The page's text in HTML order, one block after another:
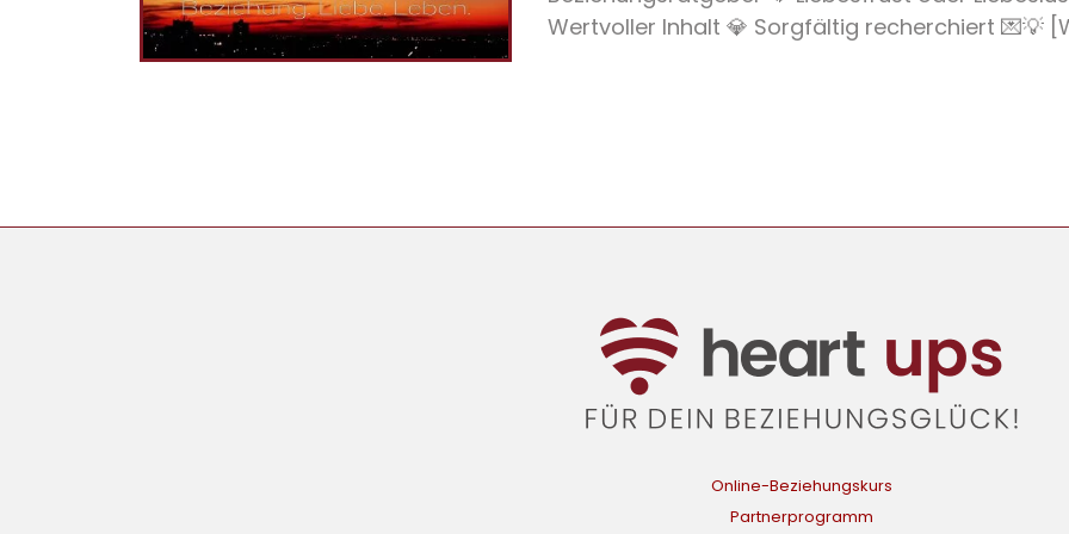
Wertvoller Inhalt 💎 Sorgfältig recherchiert 💌💡
Online-Beziehungskurs
Partnerprogramm